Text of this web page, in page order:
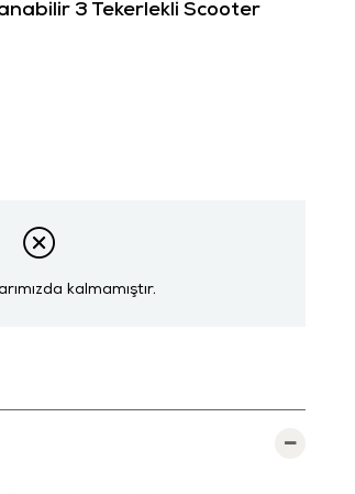
3 Tekerlekli Scooter
kalmamıştır.